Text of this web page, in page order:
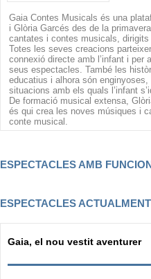
Gaia Contes Musicals és una
i Glòria Garcés des de la
cantates i contes musicals,
Totes les seves creacions
connexió directe amb l’infant i per
seus espectacles. També les
educatius i alhora són
situacions amb els quals l’infant
De formació musical extensa,
és qui crea les noves músiques i
conte musical.
ESPECTACLES AMB
ESPECTACLES
Gaia, el nou vestit aventurer